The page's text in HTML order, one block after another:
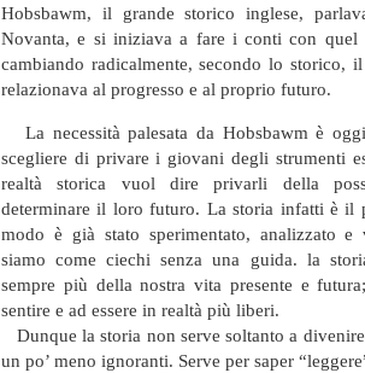
Hobsbawm, il grande storico inglese,
Novanta, e si iniziava a fare i conti con quel
cambiando radicalmente, secondo lo storico,
relazionava al progresso e al proprio futuro.
La necessità palesata da Hobsbawm è
scegliere di privare i giovani degli strumenti
realtà storica vuol dire privarli della
determinare il loro futuro. La storia infatti è il
modo è già stato sperimentato, analizzato e
siamo come ciechi senza una guida. la
sempre più della nostra vita presente e
sentire e ad essere in realtà più liberi.
Dunque la storia non serve soltanto a
un po’ meno ignoranti. Serve per saper